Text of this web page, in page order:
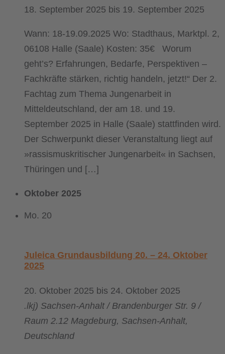
18. September 2025 bis 19. September 2025
Wann: 18-19.09.2025 Wo: Stadthaus, Marktpl. 2,
06108 Halle (Saale) Kosten: 35€ Worum
geht’s? Erfahrungen, Bedarfe, Perspektiven –
Fachkräfte stärken, richtig handeln, jetzt!“ Der 2.
Fachtag zum Thema Jungenarbeit in
Mitteldeutschland, der am 18. und 19.
September 2025 in Halle (Saale) stattfinden wird.
Der Schwerpunkt dieser Veranstaltung liegt auf
»rassismuskritischer Jungenarbeit« in Sachsen,
Thüringen und […]
Oktober 2025
Mo. 20
Juleica Grundausbildung 20. – 24. Oktober
2025
20. Oktober 2025 bis 24. Oktober 2025
.lkj) Sachsen-Anhalt / Brandenburger Str. 9 /
Raum 2.12 Magdeburg, Sachsen-Anhalt,
Deutschland